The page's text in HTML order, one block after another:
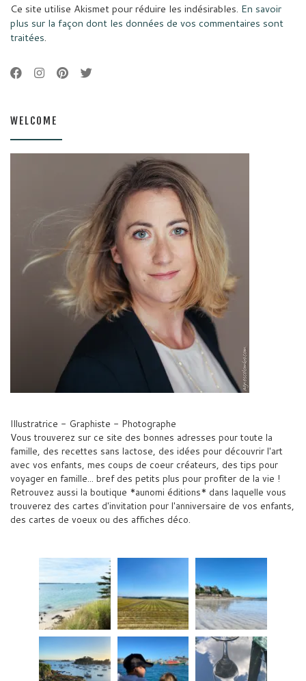
Ce site utilise Akismet pour réduire les indésirables. En savoir
plus sur la façon dont les données de vos commentaires sont
traitées.
WELCOME
Illustratrice - Graphiste - Photographe
Vous trouverez sur ce site des bonnes adresses pour toute la
famille, des recettes sans lactose, des idées pour découvrir l'art
avec vos enfants, mes coups de coeur créateurs, des tips pour
voyager en famille... bref des petits plus pour profiter de la vie !
Retrouvez aussi la boutique *aunomi éditions* dans laquelle vous
trouverez des cartes d'invitation pour l'anniversaire de vos enfants,
des cartes de voeux ou des affiches déco.